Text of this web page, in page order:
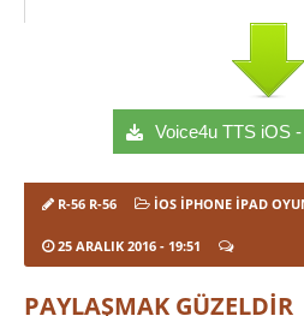
Voice4u TTS iOS
R-56 R-56 İOS İPHONE İPAD
25 ARALIK 2016 - 19:51
PAYLAŞMAK GÜZELDIR